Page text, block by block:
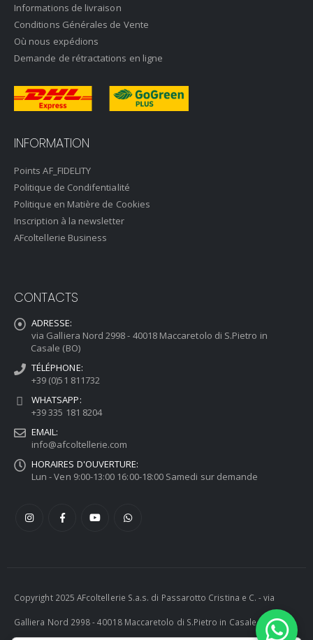
Informations de livraison
Conditions Générales de Vente
Où nous expédions
Demande de rétractations en ligne
INFORMATION
Points AF_FIDELITY
Politique de Condifentialité
Politique en Matière de Cookies
Inscription à la newsletter
AFcoltellerie Business
CONTACTS
ADRESSE:
via Galliera Nord 2998 - 40018 Maccaretolo di S.Pietro in
Casale (BO)
TÉLÉPHONE:
+39 (0)51 811732
WHATSAPP:
+39 335 181 8204
EMAIL:
info@afcoltellerie.com
HORAIRES D'OUVERTURE:
Lun - Ven 9:00-13:00 16:00-18:00 Samedi sur demande
Copyright 2025 AFcoltellerie S.a.s. di Passarotto Cristina e C. - via
Galliera Nord 2998 - 40018 Maccaretolo di S.Pietro in Casale (BO) -